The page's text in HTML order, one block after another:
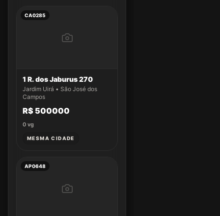
CA0285
1 R. dos Jaburus 270
Jardim Uirá • São José dos
Campos
R$ 500000
0 vg
MESMA CIDADE
AP0648